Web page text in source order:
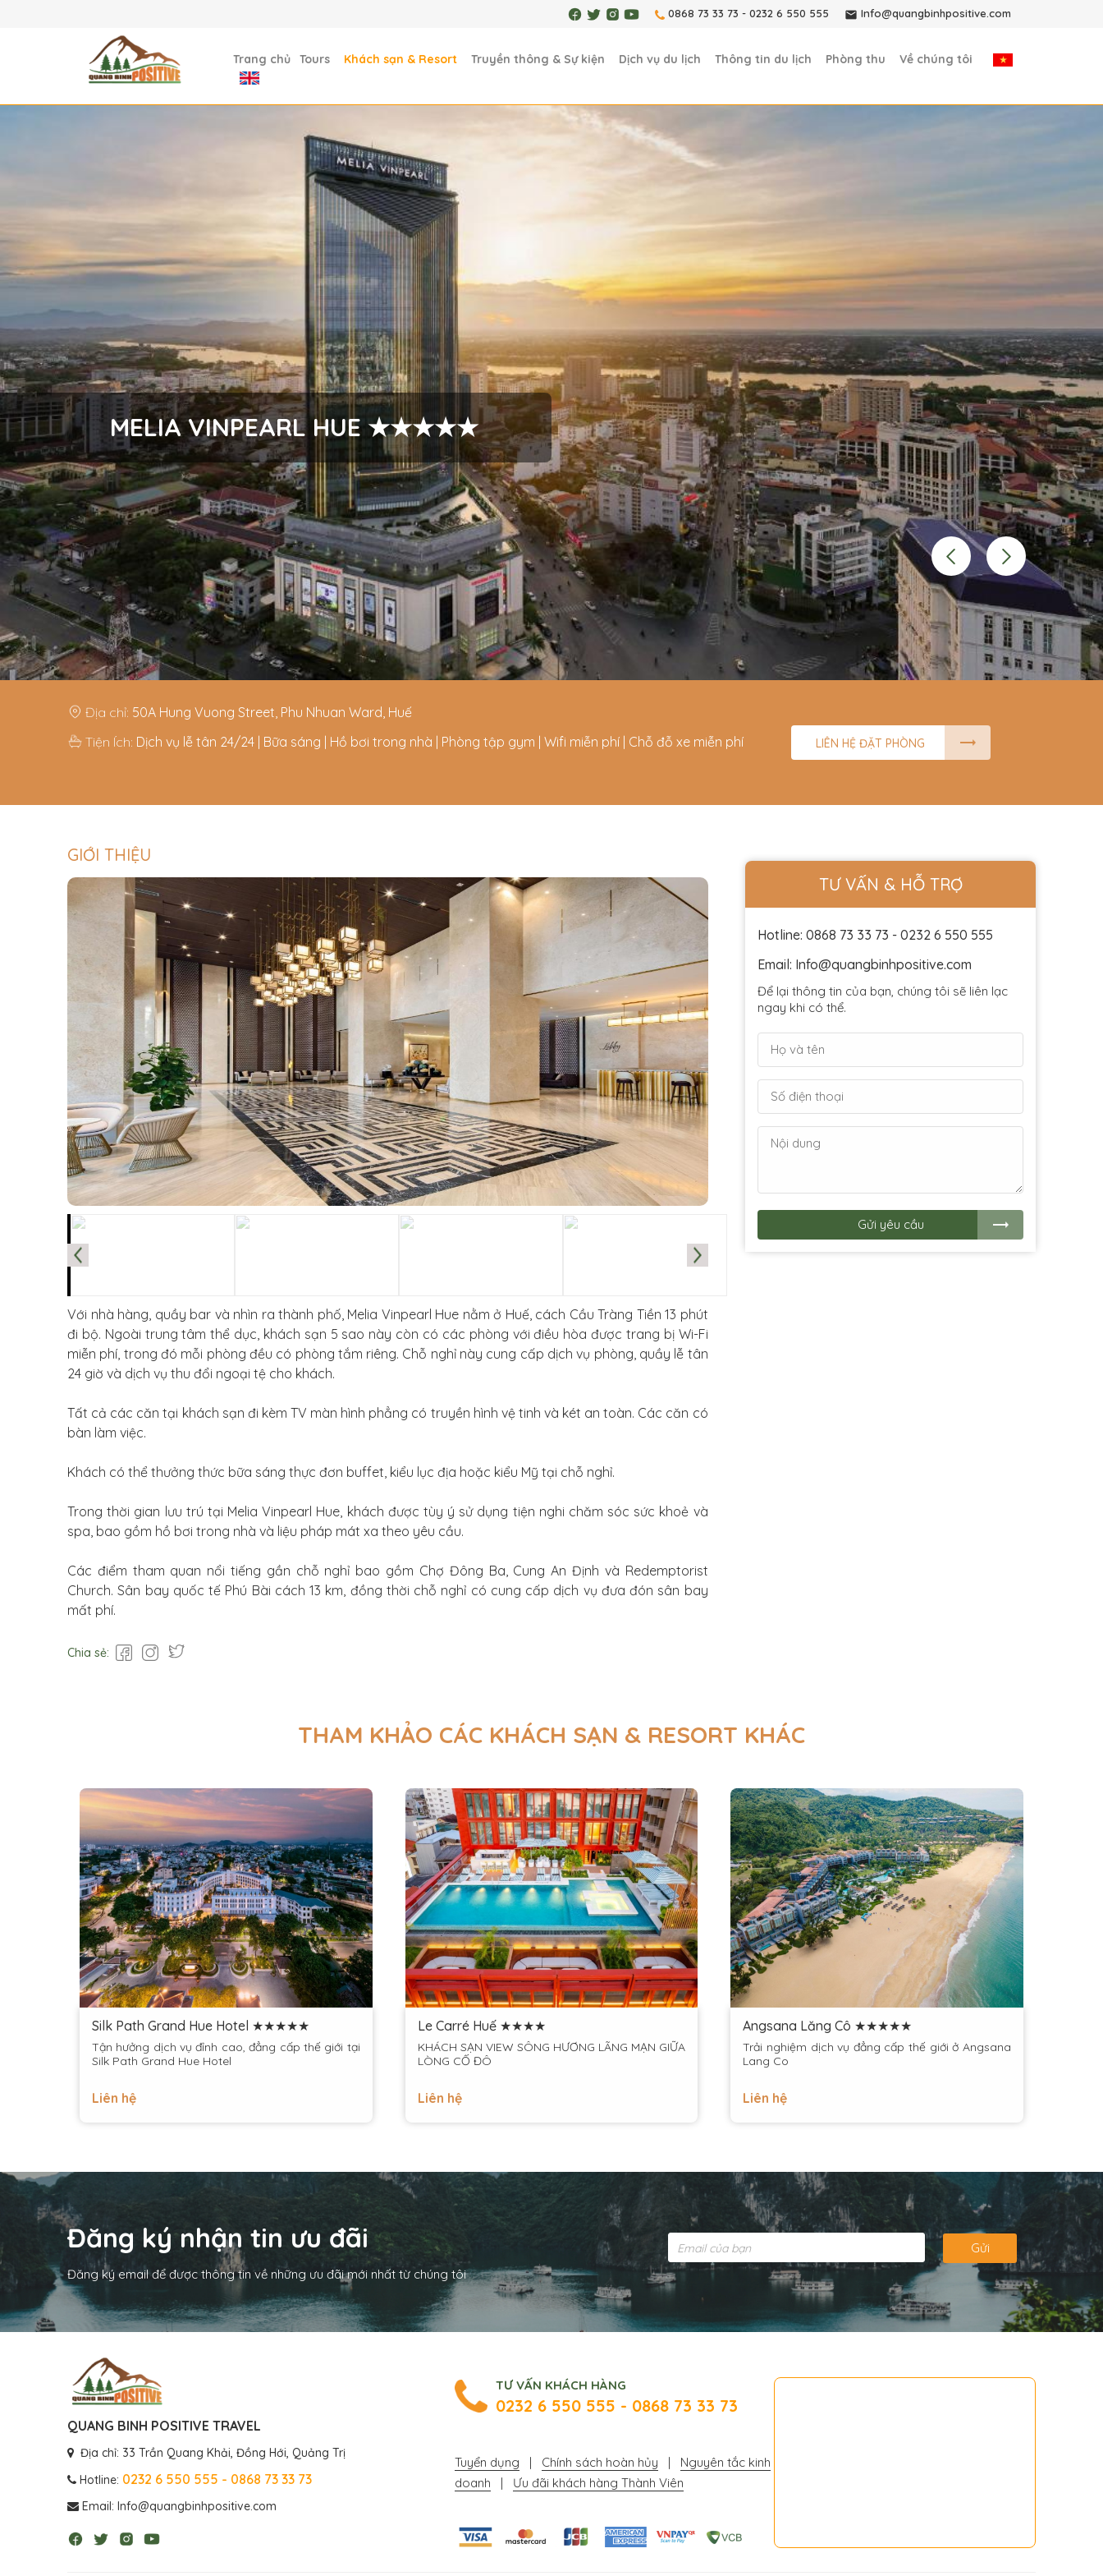
0868 73 33 73 - 0232 6 550 555 Info@quangbinhpositive.com
Trang chủ Tours Khách sạn & Resort Truyền thông & Sự kiện Dịch vụ du lịch Thông tin du lịch Phòng thu Về chúng tôi
MELIA VINPEARL HUE ★★★★★
Địa chỉ: 50A Hung Vuong Street, Phu Nhuan Ward, Huế
Tiện Ích: Dịch vụ lễ tân 24/24 | Bữa sáng | Hồ bơi trong nhà | Phòng tập gym | Wifi miễn phí | Chỗ đỗ xe miễn phí LIÊN HỆ ĐẶT PHÒNG
GIỚI THIỆU
Với nhà hàng, quầy bar và nhìn ra thành phố, Melia Vinpearl Hue nằm ở Huế, cách Cầu Tràng Tiền 13 phút
đi bộ. Ngoài trung tâm thể dục, khách sạn 5 sao này còn có các phòng với điều hòa được trang bị Wi-Fi
miễn phí, trong đó mỗi phòng đều có phòng tắm riêng. Chỗ nghỉ này cung cấp dịch vụ phòng, quầy lễ tân
24 giờ và dịch vụ thu đổi ngoại tệ cho khách.
Tất cả các căn tại khách sạn đi kèm TV màn hình phẳng có truyền hình vệ tinh và két an toàn. Các căn có
bàn làm việc.
Khách có thể thưởng thức bữa sáng thực đơn buffet, kiểu lục địa hoặc kiểu Mỹ tại chỗ nghỉ.
Trong thời gian lưu trú tại Melia Vinpearl Hue, khách được tùy ý sử dụng tiện nghi chăm sóc sức khoẻ và
spa, bao gồm hồ bơi trong nhà và liệu pháp mát xa theo yêu cầu.
Các điểm tham quan nổi tiếng gần chỗ nghỉ bao gồm Chợ Đông Ba, Cung An Định và Redemptorist
Church. Sân bay quốc tế Phú Bài cách 13 km, đồng thời chỗ nghỉ có cung cấp dịch vụ đưa đón sân bay
mất phí.
Chia sẻ:
TƯ VẤN & HỖ TRỢ
Hotline: 0868 73 33 73 - 0232 6 550 555
Email: Info@quangbinhpositive.com
Để lại thông tin của bạn, chúng tôi sẽ liên lạc
ngay khi có thể.
Gửi yêu cầu
THAM KHẢO CÁC KHÁCH SẠN & RESORT KHÁC
Silk Path Grand Hue Hotel ★★★★★
Tận hưởng dịch vụ đỉnh cao, đẳng cấp thế giới tại
Silk Path Grand Hue Hotel
Liên hệ
Le Carré Huế ★★★★
KHÁCH SẠN VIEW SÔNG HƯƠNG LÃNG MẠN GIỮA
LÒNG CỐ ĐÔ
Liên hệ
Angsana Lăng Cô ★★★★★
Trải nghiệm dịch vụ đẳng cấp thế giới ở Angsana
Lang Co
Liên hệ
Đăng ký nhận tin ưu đãi
Đăng ký email để được thông tin về những ưu đãi mới nhất từ chúng tôi
Gửi
QUANG BINH POSITIVE TRAVEL
Địa chỉ: 33 Trần Quang Khải, Đồng Hới, Quảng Trị
Hotline: 0232 6 550 555 - 0868 73 33 73
Email: Info@quangbinhpositive.com
TƯ VẤN KHÁCH HÀNG
0232 6 550 555 - 0868 73 33 73
Tuyển dụng | Chính sách hoàn hủy |
Nguyên tắc kinh
doanh
| Ưu đãi khách hàng Thành Viên